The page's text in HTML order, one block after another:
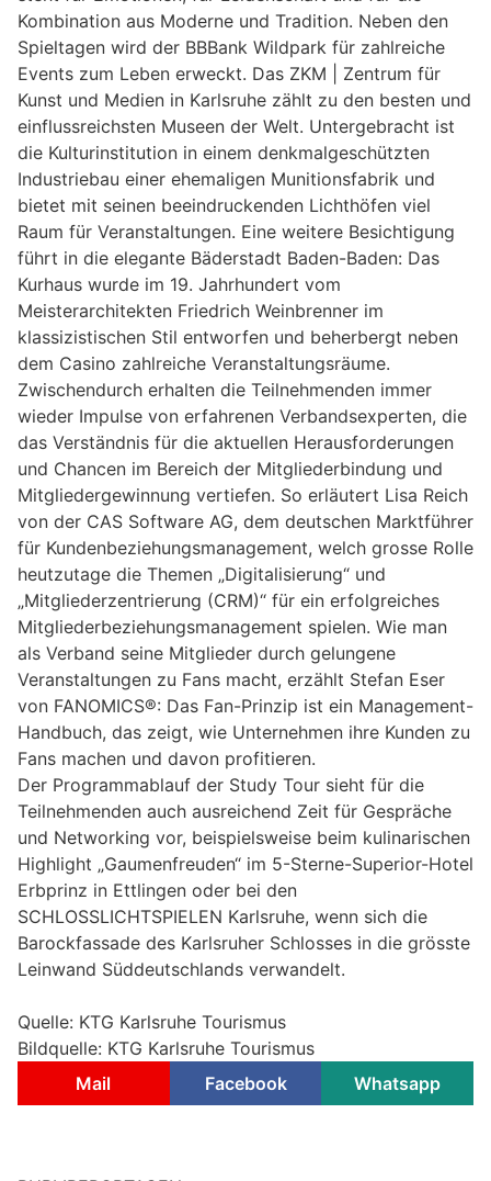
Kombination aus Moderne und Tradition. Neben den
Spieltagen wird der BBBank Wildpark für zahlreiche
Events zum Leben erweckt. Das ZKM | Zentrum für
Kunst und Medien in Karlsruhe zählt zu den besten und
einflussreichsten Museen der Welt. Untergebracht ist
die Kulturinstitution in einem denkmalgeschützten
Industriebau einer ehemaligen Munitionsfabrik und
bietet mit seinen beeindruckenden Lichthöfen viel
Raum für Veranstaltungen. Eine weitere Besichtigung
führt in die elegante Bäderstadt Baden-Baden: Das
Kurhaus wurde im 19. Jahrhundert vom
Meisterarchitekten Friedrich Weinbrenner im
klassizistischen Stil entworfen und beherbergt neben
dem Casino zahlreiche Veranstaltungsräume.
Zwischendurch erhalten die Teilnehmenden immer
wieder Impulse von erfahrenen Verbandsexperten, die
das Verständnis für die aktuellen Herausforderungen
und Chancen im Bereich der Mitgliederbindung und
Mitgliedergewinnung vertiefen. So erläutert Lisa Reich
von der CAS Software AG, dem deutschen Marktführer
für Kundenbeziehungsmanagement, welch grosse Rolle
heutzutage die Themen „Digitalisierung“ und
„Mitgliederzentrierung (CRM)“ für ein erfolgreiches
Mitgliederbeziehungsmanagement spielen. Wie man
als Verband seine Mitglieder durch gelungene
Veranstaltungen zu Fans macht, erzählt Stefan Eser
von FANOMICS®: Das Fan-Prinzip ist ein Management-
Handbuch, das zeigt, wie Unternehmen ihre Kunden zu
Fans machen und davon profitieren.
Der Programmablauf der Study Tour sieht für die
Teilnehmenden auch ausreichend Zeit für Gespräche
und Networking vor, beispielsweise beim kulinarischen
Highlight „Gaumenfreuden“ im 5-Sterne-Superior-Hotel
Erbprinz in Ettlingen oder bei den
SCHLOSSLICHTSPIELEN Karlsruhe, wenn sich die
Barockfassade des Karlsruher Schlosses in die grösste
Leinwand Süddeutschlands verwandelt.
Quelle: KTG Karlsruhe Tourismus
Bildquelle: KTG Karlsruhe Tourismus
Mail
Facebook Whatsapp